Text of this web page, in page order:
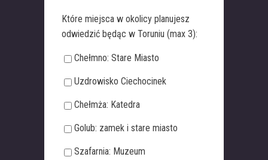
Które miejsca w okolicy planujesz
odwiedzić będąc w Toruniu (max 3):
Chełmno: Stare Miasto
Uzdrowisko Ciechocinek
Chełmża: Katedra
Golub: zamek i stare miasto
Szafarnia: Muzeum